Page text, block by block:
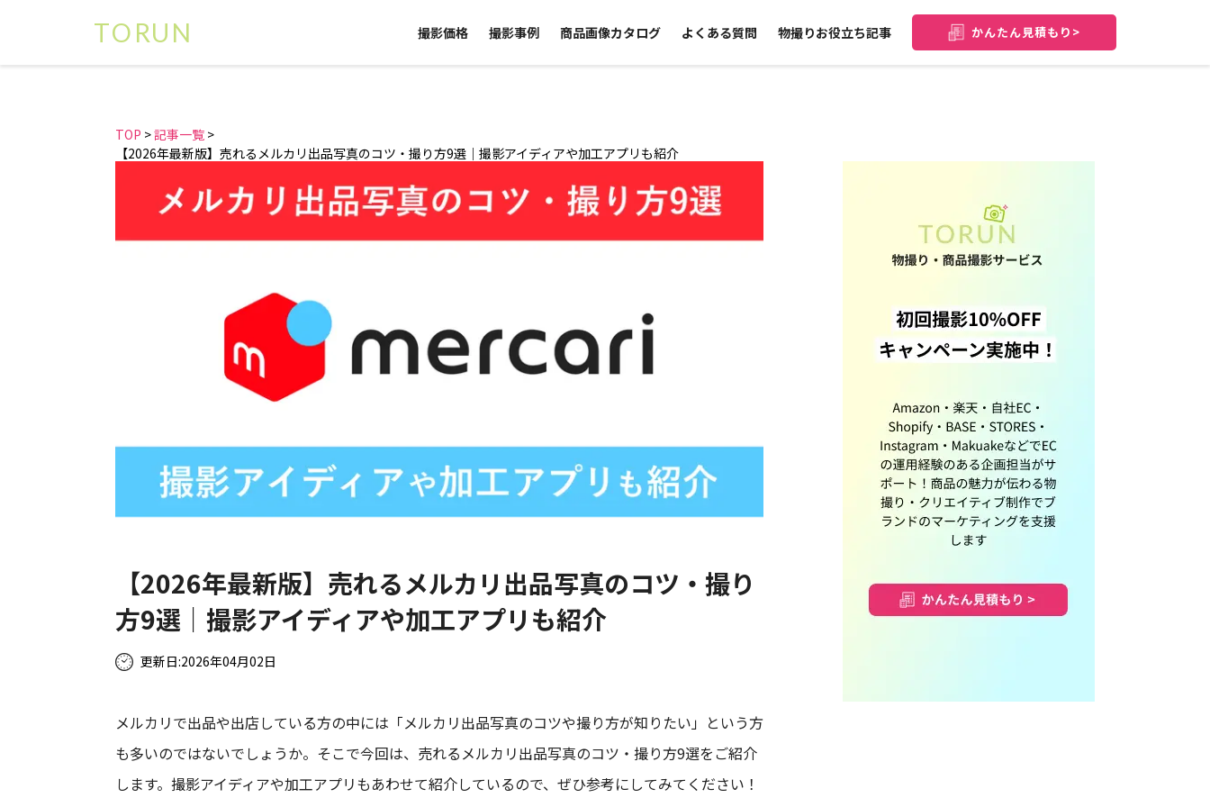
TORUN 撮影価格 撮影事例 商品画像カタログ よくある質問 物撮りお役立ち記事 かんたん見積もり>
TOP
記事一覧
【2026年最新版】売れるメルカリ出品写真のコツ・撮り方9選｜撮影アイディアや加工アプリも紹介
【2026年最新版】売れるメルカリ出品写真のコツ・撮り
方9選｜撮影アイディアや加工アプリも紹介
更新日:2026年04月02日
メルカリで出品や出店している方の中には「メルカリ出品写真のコツや撮り方が知りたい」という方
も多いのではないでしょうか。そこで今回は、売れるメルカリ出品写真のコツ・撮り方9選をご紹介
します。撮影アイディアや加工アプリもあわせて紹介しているので、ぜひ参考にしてみてください！